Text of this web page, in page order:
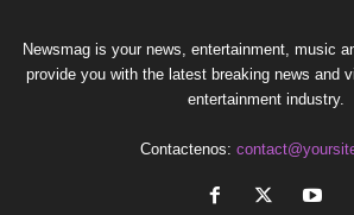
Newsmag is your news, entertainment, music
provide you with the latest breaking news and
entertainment industry.
Contactenos: